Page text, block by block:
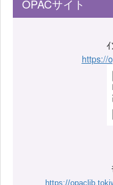
OPACサイト
https://
https://